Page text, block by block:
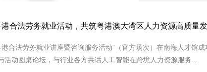
合法劳务就业活动，共筑粤港澳大湾区人力资源高质量
合法劳务就业讲座暨咨询服务活动”（官方场次）在南海人才馆
动圆桌论坛，与行业各方共话人工智能在跨境人力资源服务...